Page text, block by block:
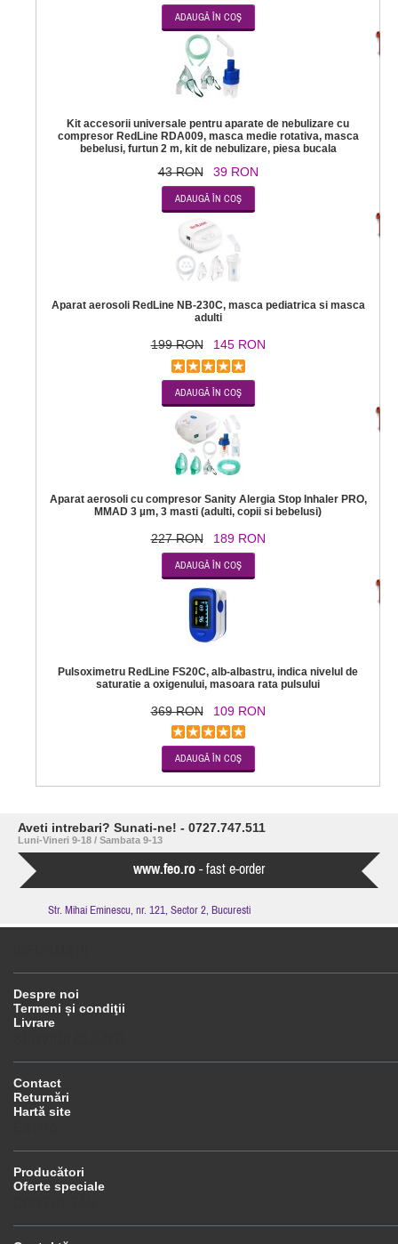
Kit accesorii universale pentru aparate de nebulizare cu
compresor RedLine RDA009, masca medie rotativa, masca
bebelusi, furtun 2 m, kit de nebulizare, piesa bucala
43 RON 39 RON
Aparat aerosoli RedLine NB-230C, masca pediatrica si masca
adulti
199 RON 145 RON
Aparat aerosoli cu compresor Sanity Alergia Stop Inhaler PRO,
MMAD 3 µm, 3 masti (adulti, copii si bebelusi)
227 RON 189 RON
Pulsoximetru RedLine FS20C, alb-albastru, indica nivelul de
saturatie a oxigenului, masoara rata pulsului
369 RON 109 RON
Aveti intrebari? Sunati-ne! - 0727.747.511
Luni-Vineri 9-18 / Sambata 9-13
www.feo.ro - fast e-order
Str. Mihai Eminescu, nr. 121, Sector 2, Bucuresti
Despre noi
Termeni și condiţii
Livrare
Contact
Returnări
Hartă site
Producători
Oferte speciale